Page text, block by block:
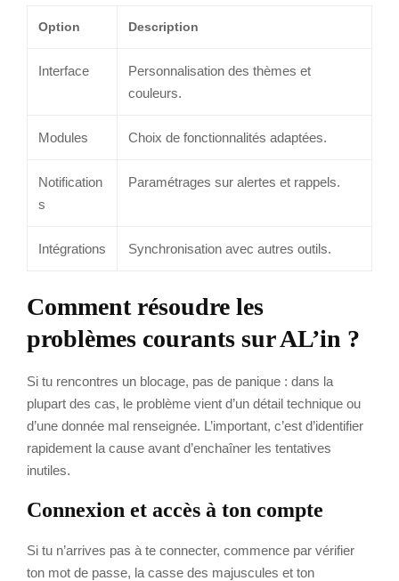
Option Description
Interface
Personnalisation des thèmes et
couleurs.
Modules Choix de fonctionnalités adaptées.
Notification
s
Paramétrages sur alertes et rappels.
Intégrations Synchronisation avec autres outils.
Comment résoudre les
problèmes courants sur AL’in ?
Si tu rencontres un blocage, pas de panique : dans la
plupart des cas, le problème vient d’un détail technique ou
d’une donnée mal renseignée. L’important, c’est d’identifier
rapidement la cause avant d’enchaîner les tentatives
inutiles.
Connexion et accès à ton compte
Si tu n’arrives pas à te connecter, commence par vérifier
ton mot de passe, la casse des majuscules et ton